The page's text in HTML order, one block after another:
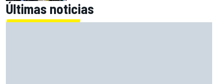
Últimas noticias